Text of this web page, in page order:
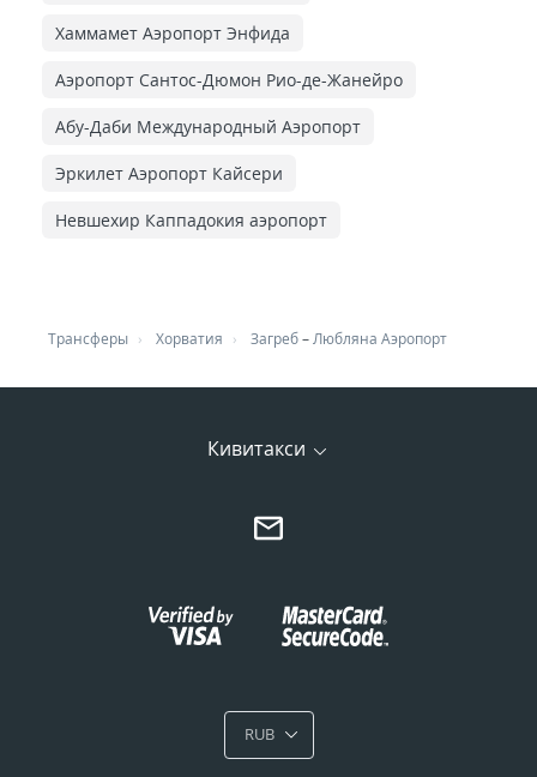
Хаммамет Аэропорт Энфида
Аэропорт Сантос-Дюмон Рио-де-Жанейро
Абу-Даби Международный Аэропорт
Эркилет Аэропорт Кайсери
Невшехир Каппадокия аэропорт
Трансферы Хорватия Загреб–Любляна Аэропорт
Кивитакси
RUB